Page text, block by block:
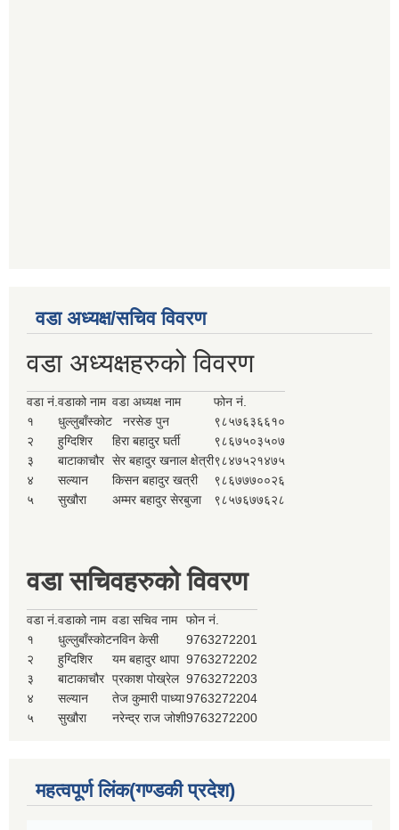
वडा अध्यक्ष/सचिव विवरण
वडा अध्यक्षहरुको विवरण
वडा नं. वडाको नाम वडा अध्यक्ष नाम
फोन नं.
१
धुल्लुबाँस्कोट नरसेङ पुन
९८५७६३६६१०
२
हुग्दिशिर हिरा बहादुर घर्ती
९८६७५०३५०७
३
बाटाकाचौर सेर बहादुर खनाल क्षेत्री९८४७५२१४७५
४
सल्यान किसन बहादुर खत्री
९८६७७७००२६
५
सुखौरा अम्मर बहादुर सेरबुजा ९८५७६७७६२८
वडा सचिवहरुको विवरण
वडा नं. वडाको नाम वडा सचिव नाम
फोन नं.
१
धुल्लुबाँस्कोटनविन केसी
9763272201
२
हुग्दिशिर यम बहादुर थापा 9763272202
३
बाटाकाचौर प्रकाश पोख्रेल 9763272203
४
सल्यान तेज कुमारी पाध्या9763272204
५
सुखौरा नरेन्द्र राज जोशी9763272200
महत्वपूर्ण लिंक(गण्डकी प्रदेश)